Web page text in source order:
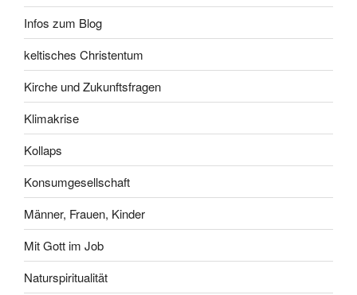
Infos zum Blog
keltisches Christentum
Kirche und Zukunftsfragen
Klimakrise
Kollaps
Konsumgesellschaft
Männer, Frauen, Kinder
Mit Gott im Job
Naturspiritualität